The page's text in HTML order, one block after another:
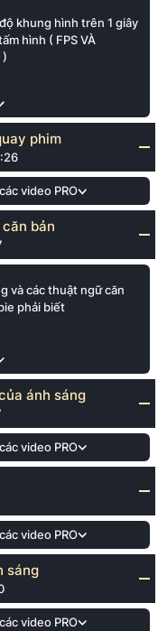
khung hình trên 1 giây
hình ( FPS VÀ
)
phim
video PRO
bản
và các thuật ngữ căn
phải biết
ánh sáng
video PRO
video PRO
sáng
video PRO